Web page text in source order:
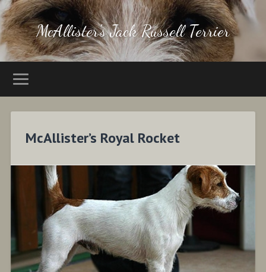
McAllister's Jack Russell Terrier
McAllister’s Royal Rocket